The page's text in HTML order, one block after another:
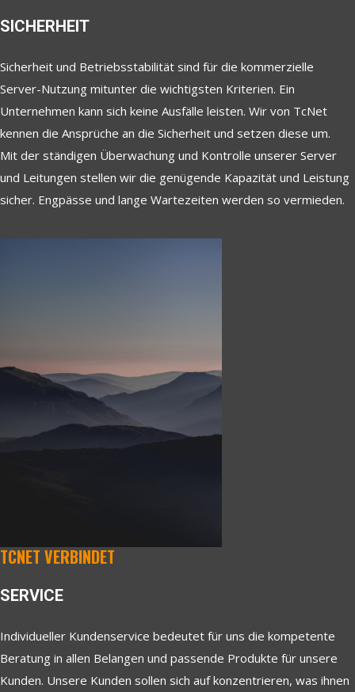
SICHERHEIT
Sicherheit und Betriebsstabilität sind für die kommerzielle
Server-Nutzung mitunter die wichtigsten Kriterien. Ein
Unternehmen kann sich keine Ausfälle leisten. Wir von TcNet
kennen die Ansprüche an die Sicherheit und setzen diese um.
Mit der ständigen Überwachung und Kontrolle unserer Server
und Leitungen stellen wir die genügende Kapazität und Leistung
sicher. Engpässe und lange Wartezeiten werden so vermieden.
TCNET VERBINDET
SERVICE
Individueller Kundenservice bedeutet für uns die kompetente
Beratung in allen Belangen und passende Produkte für unsere
Kunden. Unsere Kunden sollen sich auf konzentrieren, was ihnen